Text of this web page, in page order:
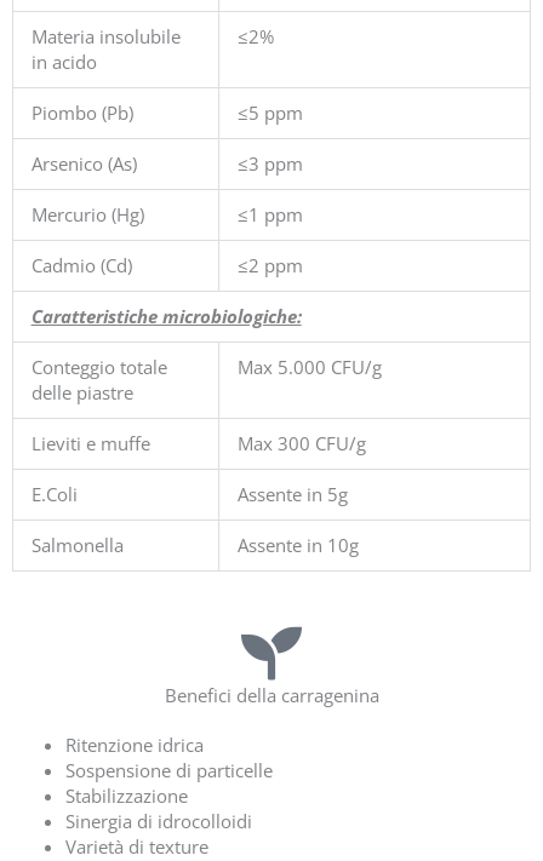
Materia insolubile
in acido
≤2%
Piombo (Pb) ≤5 ppm
Arsenico (As) ≤3 ppm
Mercurio (Hg) ≤1 ppm
Cadmio (Cd) ≤2 ppm
Caratteristiche microbiologiche:
Conteggio totale
delle piastre
Max 5.000 CFU/g
Lieviti e muffe Max 300 CFU/g
E.Coli Assente in 5g
Salmonella Assente in 10g
Benefici della carragenina
Ritenzione idrica
Sospensione di particelle
Stabilizzazione
Sinergia di idrocolloidi
Varietà di texture